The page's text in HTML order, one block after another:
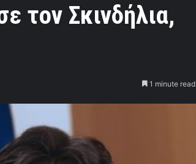
τον Σκινδήλια,
1 minute read